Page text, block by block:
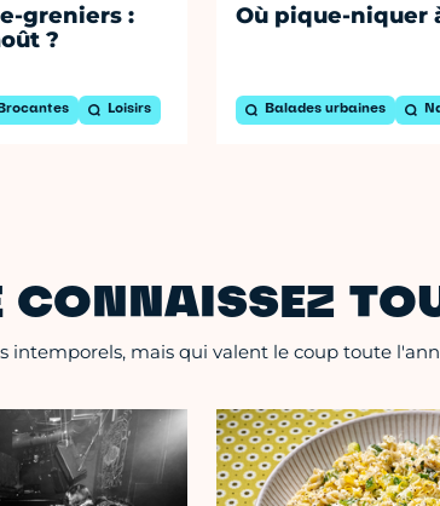
greniers :
?
Brocantes Loisirs
Où pique-niquer
Balades urbaines
CONNAISSEZ
intemporels, mais qui valent le coup toute